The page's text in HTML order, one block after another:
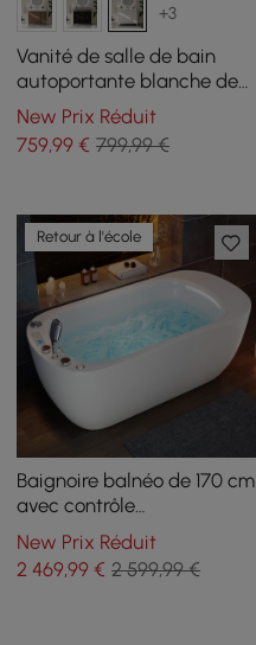
+3
Vanité de salle de bain
autoportante blanche de
1000 mm, comptoir en
pierre frittée et poignées
dorées
New Prix Réduit
759,99 € 799,99 €
Retour à l'école
Baignoire balnéo de 170 cm
avec contrôle
thermostatique, 11 jets de
massage, oreiller cascade
LED
New Prix Réduit
2 469,99 € 2 599,99 €